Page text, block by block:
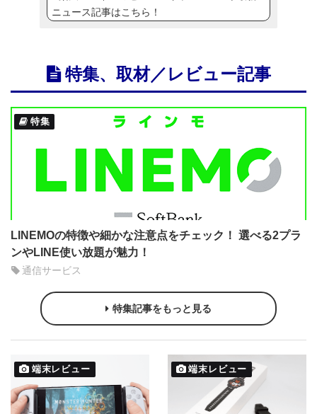
ニュース記事はこちら！
特集、取材／レビュー記事
特集
LINEMOの特徴や細かな注意点をチェック！ 選べる2プラ
ンやLINE使い放題が魅力！
通信サービス
特集記事をもっと見る
端末レビュー 端末レビュー